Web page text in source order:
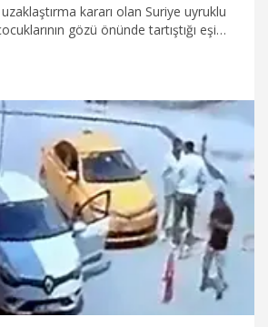
kararı olan Suriye uyruklu
gözü önünde tartıştığı eşi